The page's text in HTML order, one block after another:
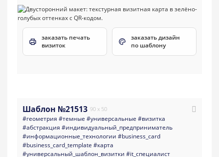
заказать печать
визиток
заказать дизайн
по шаблону
Шаблон №21513 90 x 50
#геометрия #темные #универсальные #визитка
#абстракция #индивидуальный_предприниматель
#информационные_технологии #business_card
#business_card_template #карта
#универсальный_шаблон_визитки #it_специалист